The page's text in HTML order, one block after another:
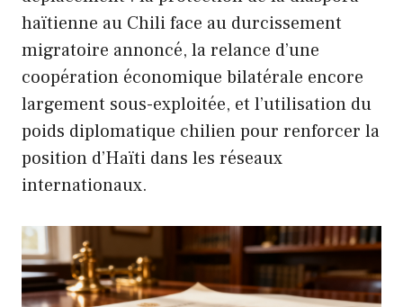
haïtienne au Chili face au durcissement
migratoire annoncé, la relance d’une
coopération économique bilatérale encore
largement sous-exploitée, et l’utilisation du
poids diplomatique chilien pour renforcer la
position d’Haïti dans les réseaux
internationaux.